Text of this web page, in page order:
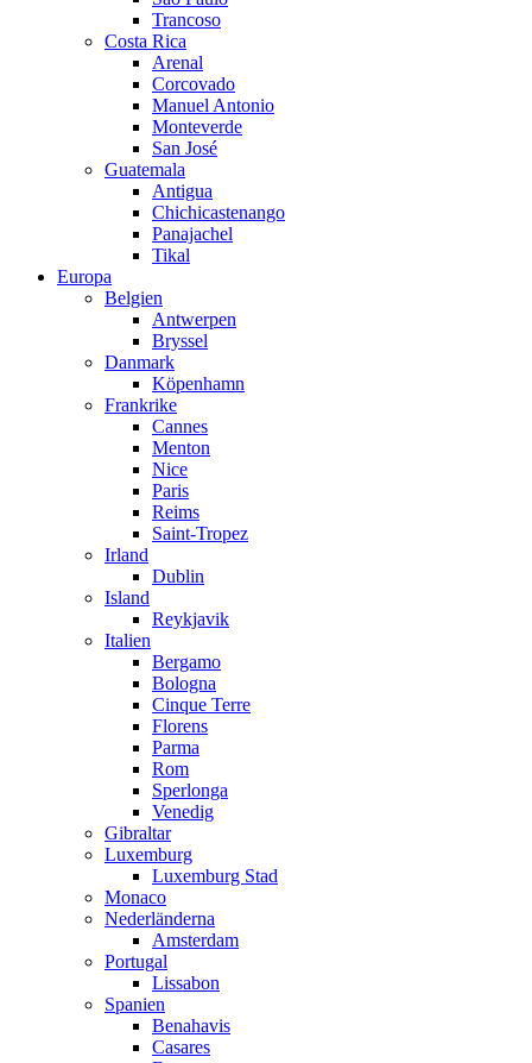
Trancoso
Costa Rica
Arenal
Corcovado
Manuel Antonio
Monteverde
San José
Guatemala
Antigua
Chichicastenango
Panajachel
Tikal
Europa
Belgien
Antwerpen
Bryssel
Danmark
Köpenhamn
Frankrike
Cannes
Menton
Nice
Paris
Reims
Saint-Tropez
Irland
Dublin
Island
Reykjavik
Italien
Bergamo
Bologna
Cinque Terre
Florens
Parma
Rom
Sperlonga
Venedig
Gibraltar
Luxemburg
Luxemburg Stad
Monaco
Nederländerna
Amsterdam
Portugal
Lissabon
Spanien
Benahavis
Casares